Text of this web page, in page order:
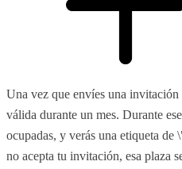
Una vez que envíes una
válida durante un mes. Durante
ocupadas, y verás una etiqueta
no acepta tu invitación, esa plaza